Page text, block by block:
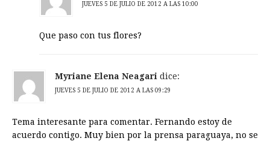
JUEVES 5 DE JULIO DE 2012 A LAS 10:00
Que paso con tus flores?
Myriane Elena Neagari dice:
JUEVES 5 DE JULIO DE 2012 A LAS 09:29
Tema interesante para comentar. Fernando estoy de
acuerdo contigo. Muy bien por la prensa paraguaya, no se